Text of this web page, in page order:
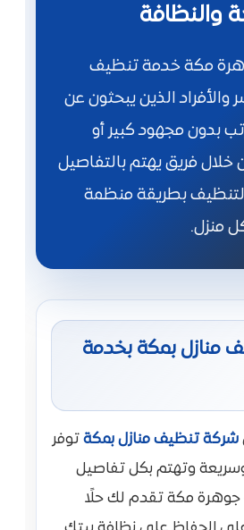
والنظافة
مكة خدمة تنظيف
والأفراد الذين يبحثون عن
بدون مجهود كبير أو
خلال فريق يهتم بالتفاصيل
بطريقة منظمة
منزل.
منازل بمكة بخدمة
شركة تنظيف منازل بمكة توفر
وتهتم بكل تفاصيل
جوهرة مكة تقدم لك حلًا